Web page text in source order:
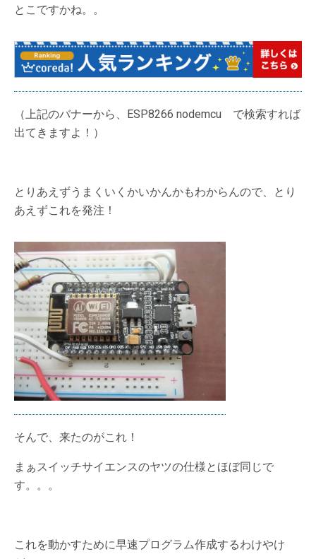
とこですかね。。
（上記のバナーから、ESP8266 nodemcu で検索すれば
出てきますよ！）
とりあえずうまくいくかいかんかもわからんので、とり
あえずこれを発注！
そんで、来たのがこれ！
まぁスイッチサイエンスのヤツの仕様とほぼ同じで
す。。。
これを動かすために早速プログラム作成するわけやけ